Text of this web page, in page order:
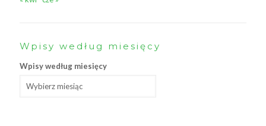
Wpisy według miesięcy
Wpisy według miesięcy